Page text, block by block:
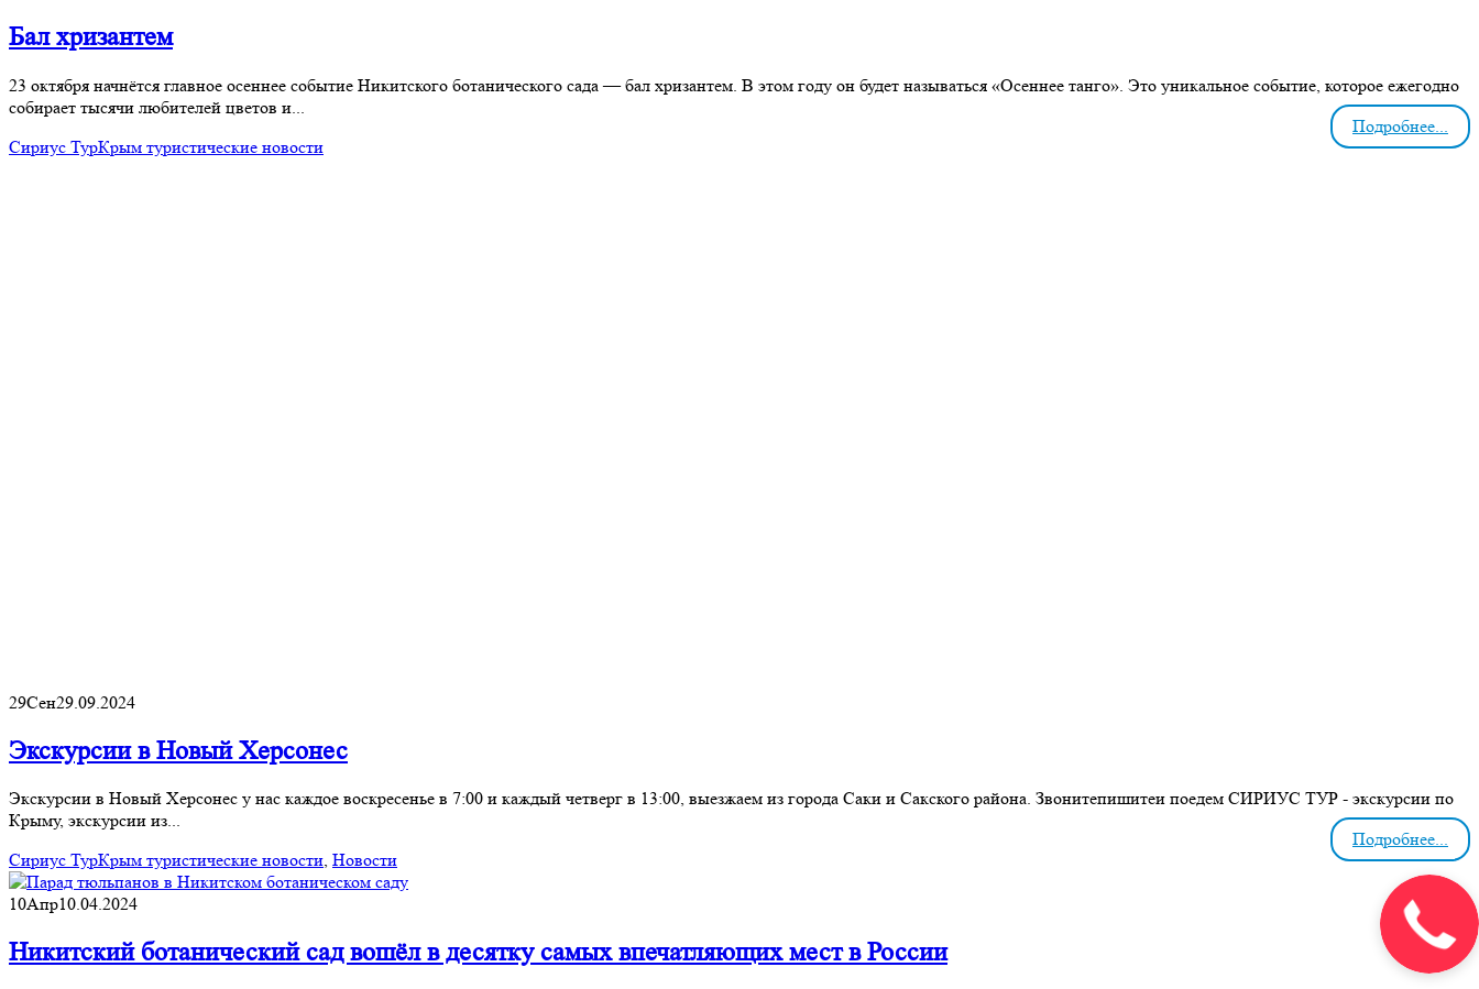
Бал хризантем
23 октября начнётся главное осеннее событие Никитского ботанического сада — бал хризантем. В этом году он будет называться «Осеннее танго». Это уникальное событие, которое ежегодно
собирает тысячи любителей цветов и...
Сириус ТурКрым туристические новости
Подробнее...
29Сен29.09.2024
Экскурсии в Новый Херсонес
Экскурсии в Новый Херсонес у нас каждое воскресенье в 7:00 и каждый четверг в 13:00, выезжаем из города Саки и Сакского района. Звонитепишитеи поедем СИРИУС ТУР - экскурсии по
Крыму, экскурсии из...
Сириус ТурКрым туристические новости, Новости
Подробнее...
10Апр10.04.2024
Никитский ботанический сад вошёл в десятку самых впечатляющих мест в России